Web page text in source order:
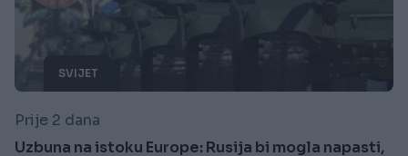
SVIJET
Prije 2 dana
Uzbuna na istoku Europe: Rusija bi mogla napasti,